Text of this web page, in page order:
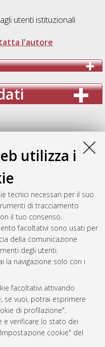
utilizza i
tecnici necessari per il suo
di tracciamento
il tuo consenso.
facoltativi sono usati per
della comunicazione
degli utenti.
la navigazione solo con i
facoltativi attivando
se vuoi, potrai esprimere
di profilazione".
e verificare lo stato dei
cookie" del
utenti istituzionali
l'autore